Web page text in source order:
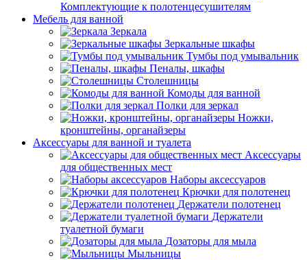
Комплектующие к полотенцесушителям
Мебель для ванной
Зеркала
Зеркальные шкафы
Тумбы под умывальник
Пеналы, шкафы
Столешницы
Комоды для ванной
Полки для зеркал
Ножки,
кронштейны, органайзеры
Аксессуары для ванной и туалета
Аксессуары
для общественных мест
Наборы аксессуаров
Крючки для полотенец
Держатели полотенец
Держатели
туалетной бумаги
Дозаторы для мыла
Мыльницы